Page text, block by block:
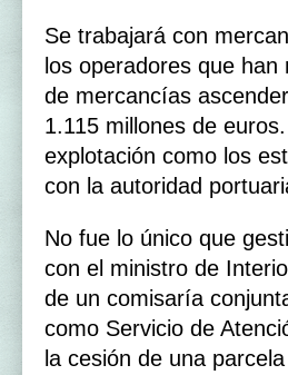
Se trabajará con
los operadores que
de mercancías
1.115 millones de
explotación como los
con la autoridad
No fue lo único que
con el ministro de
de un comisaría
como Servicio de
la cesión de una